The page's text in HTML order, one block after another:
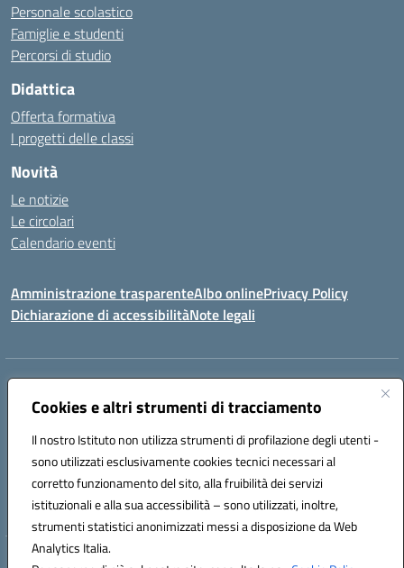
Cookies e altri strumenti di tracciamento
Il nostro Istituto non utilizza strumenti di profilazione degli utenti -
sono utilizzati esclusivamente cookies tecnici necessari al
corretto funzionamento del sito, alla fruibilità dei servizi
istituzionali e alla sua accessibilità – sono utilizzati, inoltre,
strumenti statistici anonimizzati messi a disposizione da Web
Analytics Italia.
Personale scolastico
Famiglie e studenti
Percorsi di studio
Didattica
Offerta formativa
I progetti delle classi
Novità
Le notizie
Le circolari
Calendario eventi
Amministrazione trasparenteAlbo onlinePrivacy Policy
Dichiarazione di accessibilitàNote legali
Indirizzo:
Centralino:0923993485 Email:tpic84500v@istruzione.it
Codice fiscale: 91039050819
Codice meccanografico:
tpic84500v
Codice unico di fatturazione (CUF): JZDXRK
Hosting & Powered by 3D Solution S.r.l.